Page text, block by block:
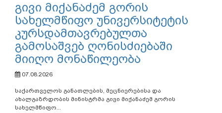
გივი მიქანაძემ გორის
სახელმწიფო უნივერსიტეტის
კურსდამთავრებულთა
გამოსაშვებ ღონისძიებაში
მიიღო მონაწილეობა
07.08.2026
საქართველოს განათლების, მეცნიერებისა და
ახალგაზრდობის მინისტრმა გივი მიქანაძემ გორის
სახელმწიფო...